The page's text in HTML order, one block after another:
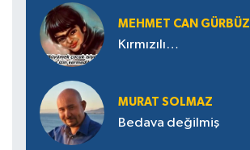
MEHMET CAN GÜRBÜZ
Kırmızılı…
MURAT SOLMAZ
Bedava değilmiş